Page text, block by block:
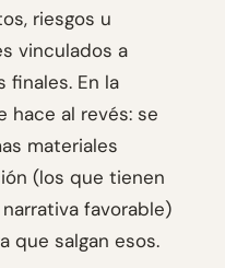
riesgos u
vinculados a
finales. En la
hace al revés: se
materiales
(los que tienen
favorable)
que salgan esos.